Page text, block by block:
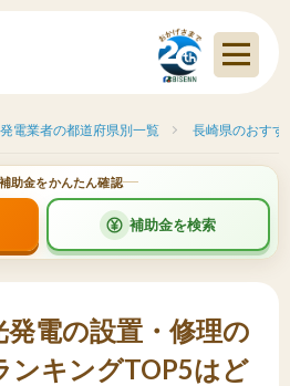
電業者の都道府県別一覧 長崎県のおす
助金をかんたん確認
補助金を検索
電の設置・修理の
ンキングTOP5はど